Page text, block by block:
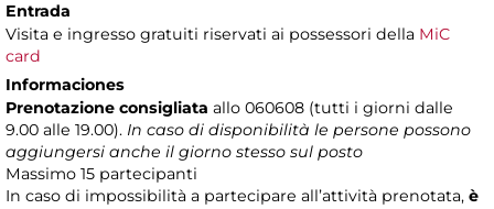
Entrada
Visita e ingresso gratuiti riservati ai possessori della MiC
card
Informaciones
Prenotazione consigliata allo 060608 (tutti i giorni dalle
9.00 alle 19.00). In caso di disponibilità le persone possono
aggiungersi anche il giorno stesso sul posto
Massimo 15 partecipanti
In caso di impossibilità a partecipare all’attività prenotata, è